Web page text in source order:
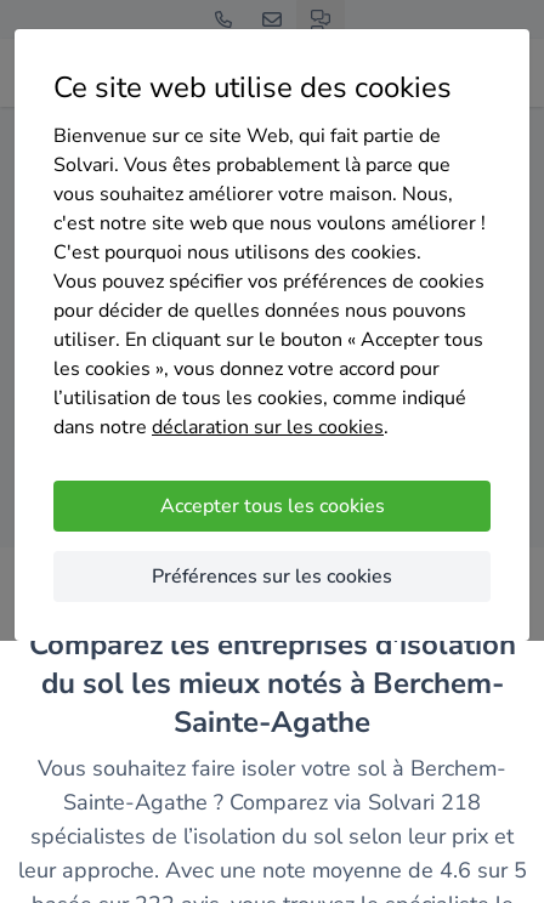
Ce site web utilise des cookies
Bienvenue sur ce site Web, qui fait partie de
Solvari. Vous êtes probablement là parce que
vous souhaitez améliorer votre maison. Nous,
c'est notre site web que nous voulons améliorer !
C'est pourquoi nous utilisons des cookies.
Vous pouvez spécifier vos préférences de cookies
pour décider de quelles données nous pouvons
utiliser. En cliquant sur le bouton « Accepter tous
les cookies », vous donnez votre accord pour
l’utilisation de tous les cookies, comme indiqué
dans notre déclaration sur les cookies.
Accepter tous les cookies
Préférences sur les cookies
Home Isolation du sol Bruxelles Berchem-Sainte-Agathe
Gratuit et sans engagement
Top 20 des entreprises
d'isolation du sol à Berchem-
Sainte-Agathe
Comparer des devis
Comparez les entreprises d'isolation
du sol les mieux notés à Berchem-
Sainte-Agathe
Vous souhaitez faire isoler votre sol à Berchem-
Sainte-Agathe ? Comparez via Solvari 218
spécialistes de l’isolation du sol selon leur prix et
leur approche. Avec une note moyenne de 4.6 sur 5